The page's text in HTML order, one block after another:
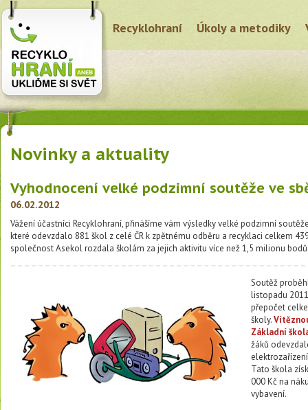
Recyklohraní Úkoly a metodiky
Novinky a aktuality
Vyhodnocení velké podzimní soutěže ve
06.02.2012
Vážení účastníci Recyklohraní, přinášíme vám výsledky velké podzimní
které odevzdalo 881 škol z celé ČR k zpětnému odběru a recyklaci celkem
společnost Asekol rozdala školám za jejich aktivitu více než 1,5 milionu
Soutěž
listopadu
přepočet
školy.
Základní
žáků
Tato škola
000 Kč na
vybavení.